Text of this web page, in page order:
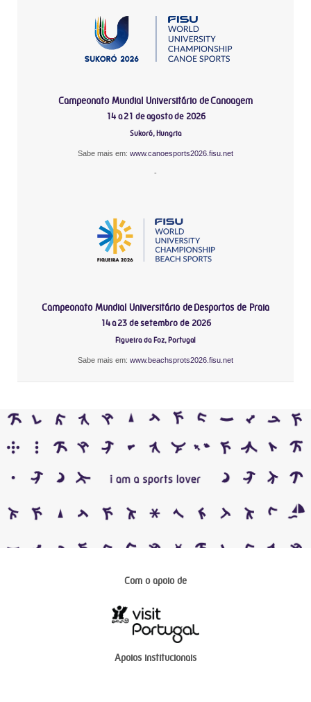
Campeonato Mundial Universitário de Canoagem
14 a 21 de agosto de 2026
Sukoró, Hungria
Sabe mais em: www.canoesports2026.fisu.net
-
Campeonato Mundial Universitário de Desportos de Praia
14 a 23 de setembro de 2026
Figueira da Foz, Portugal
Sabe mais em: www.beachsprots2026.fisu.net
Com o apoio de
Apoios institucionais